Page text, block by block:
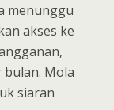
menunggu
akses ke
bulan. Mola
siaran